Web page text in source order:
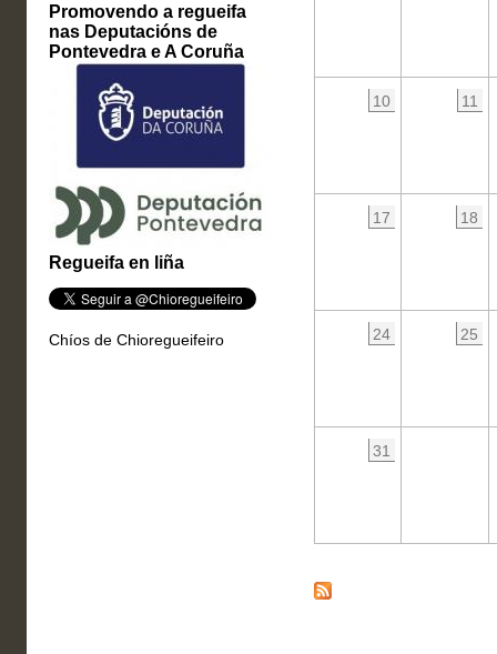
Promovendo a regueifa
nas Deputacións de
Pontevedra e A Coruña
Regueifa en liña
Chíos de Chioregueifeiro
10 11
17 18
24 25
31